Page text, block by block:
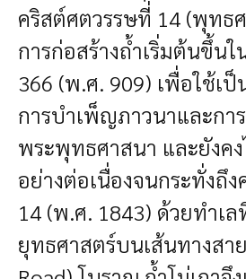
คริสต์ศตวรรษที่ 14 (พุทธ
การก่อสร้างถ้ำเริ่มต้นขึ้น
366 (พ.ศ. 909) เพื่อใช้เ
การบำเพ็ญภาวนาและกา
พระพุทธศาสนา และยังค
อย่างต่อเนื่องจนกระทั่งถึ
14 (พ.ศ. 1843) ด้วยทำเล
ยุทธศาสตร์บนเส้นทางสา